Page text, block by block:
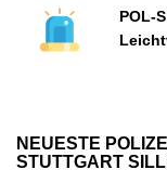
POL-
NEUESTE
STUTTGART